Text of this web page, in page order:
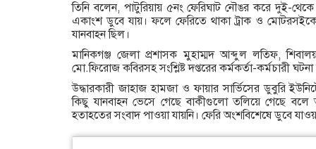
তিনি বলেন, পাটুরিয়ায় ৫নং ফেরিঘাট নৌঙর করে দুই-থেকে
একাংশ ডুবে যায়। ফলে ফেরিতে থাকা ট্রাক ও
যানবাহন ছিল।
মানিকগঞ্জ জেলা প্রশাসক মুহাম্মদ আব্দুল লতিফ,
মো.ফিরোজ কবিরসহ সংশ্লিষ্ট দপ্তরের কর্মকর্তা-কর্মচারী ঘটনা
উদ্ধারকারী জাহাজ হামজা ও ফায়ার সার্ভিসের ডুবুরি
কিছু যানবাহন ভেসে গেছে বাকীগুলো তলিয়ে গেছে
হতাহতের সংবাদ পাওয়া যায়নি। ফেরি অংশবিশেষে ডুবে